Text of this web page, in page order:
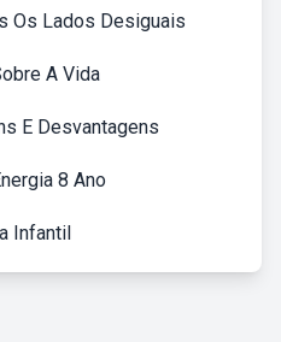
Os Lados Desiguais
A Vida
E Desvantagens
8 Ano
Infantil